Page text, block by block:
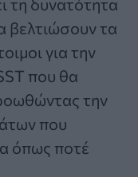
τη δυνατότητα
βελτιώσουν τα
για την
που θα
την
που
όπως ποτέ